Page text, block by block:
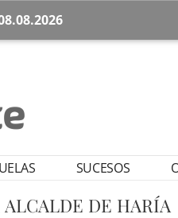
SUCESOS
DE HARÍA